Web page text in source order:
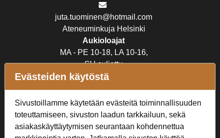
juta.tuominen@hotmail.com
Ateneuminkuja Helsinki
Aukioloajat
MA - PE 10-18, LA 10-16,
SU suljettu
Verkkokauppa
Tilaus- ja toimitusehdot
Rekisteriseloste
Evästeiden käytöstä
Sivustoillamme käytetään evästeitä toiminnallisuuden
toteuttamiseen, sivuston laadun tarkkailuun, sekä
asiakaskäyttäytymisen seurantaan kohdennettua